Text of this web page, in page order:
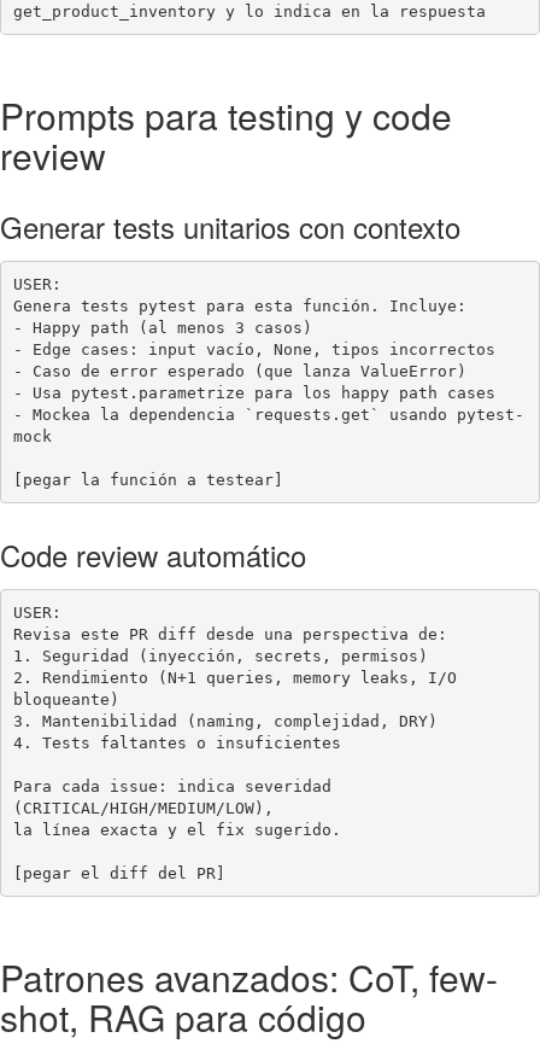
get_product_inventory y lo indica en la respuesta
Prompts para testing y code
review
Generar tests unitarios con contexto
USER:
Genera tests pytest para esta función. Incluye:
- Happy path (al menos 3 casos)
- Edge cases: input vacío, None, tipos incorrectos
- Caso de error esperado (que lanza ValueError)
- Usa pytest.parametrize para los happy path cases
- Mockea la dependencia `requests.get` usando pytest-
mock
[pegar la función a testear]
Code review automático
USER:
Revisa este PR diff desde una perspectiva de:
1. Seguridad (inyección, secrets, permisos)
2. Rendimiento (N+1 queries, memory leaks, I/O
bloqueante)
3. Mantenibilidad (naming, complejidad, DRY)
4. Tests faltantes o insuficientes
Para cada issue: indica severidad
(CRITICAL/HIGH/MEDIUM/LOW),
la línea exacta y el fix sugerido.
[pegar el diff del PR]
Patrones avanzados: CoT, few-
shot, RAG para código